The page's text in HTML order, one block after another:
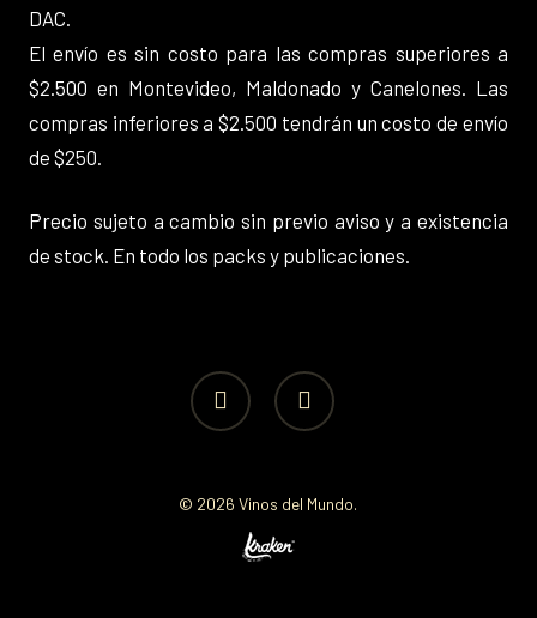
DAC.
El envío es sin costo para las compras superiores a
$2.500 en Montevideo, Maldonado y Canelones. Las
compras inferiores a $2.500 tendrán un costo de envío
de $250.
Precio sujeto a cambio sin previo aviso y a existencia
de stock. En todo los packs y publicaciones.
facebook instagram
© 2026 Vinos del Mundo.